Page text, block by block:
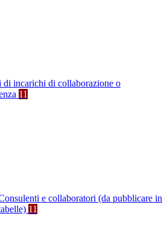
di incarichi di collaborazione o
11
e collaboratori (da pubblicare in
11